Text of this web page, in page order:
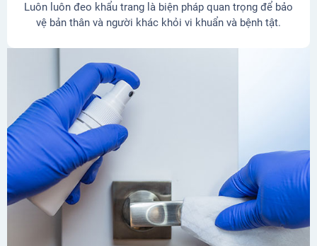
Luôn luôn đeo khẩu trang là biện pháp quan trọng để bảo
vệ bản thân và người khác khỏi vi khuẩn và bệnh tật.